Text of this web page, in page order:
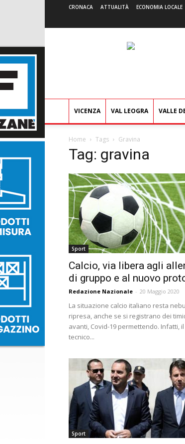
CRONACA ATTUALITÀ ECONOMIA LOCALE
VICENZA VAL LEOGRA VALLE
Home Tags Gravina
Tag: gravina
Sport
Calcio, via libera agli
di gruppo e al nuovo
Redazione Nazionale - 20 Maggio 2020
La situazione calcio italiano resta
ripresa, anche se si registrano dei
avanti, Covid-19 permettendo. Infatti,
tecnico...
Sport